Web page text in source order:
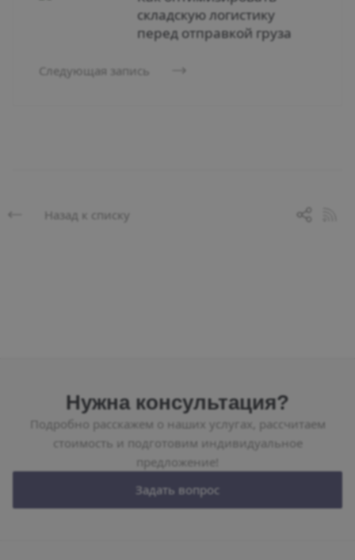
складскую логистику
перед отправкой груза
Следующая запись
Назад к списку
Нужна консультация?
Подробно расскажем о наших услугах, рассчитаем
стоимость и подготовим индивидуальное
предложение!
Задать вопрос